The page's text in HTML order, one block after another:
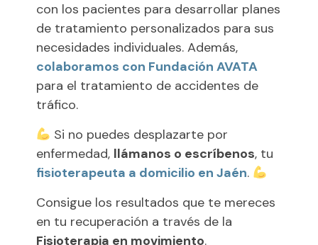
con los pacientes para desarrollar planes
de tratamiento personalizados para sus
necesidades individuales. Además,
colaboramos con Fundación AVATA
para el tratamiento de accidentes de
tráfico.
Si no puedes desplazarte por
enfermedad, llámanos o escríbenos, tu
fisioterapeuta a domicilio en Jaén.
Consigue los resultados que te mereces
en tu recuperación a través de la
Fisioterapia en movimiento.